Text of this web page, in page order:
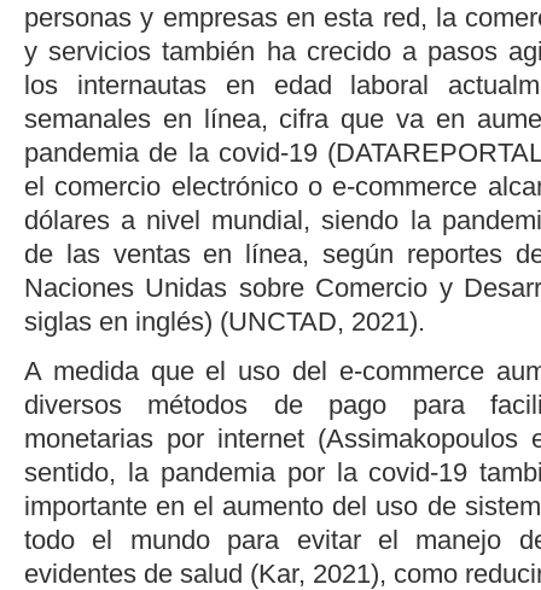
personas y empresas en esta red, la
y servicios también ha crecido a pasos
los internautas en edad laboral
semanales en línea, cifra que va en
pandemia de la covid-19 (
el comercio electrónico o e-commerce
dólares a nivel mundial, siendo la
de las ventas en línea, según reportes
Naciones Unidas sobre Comercio y
siglas en inglés) (UNCTAD, 2021).
A medida que el uso del e-commerce
diversos métodos de pago para
monetarias por internet (Assimakopoulos
sentido, la pandemia por la covid-19
importante en el aumento del uso de
todo el mundo para evitar el manejo
evidentes de salud (Kar, 2021), como